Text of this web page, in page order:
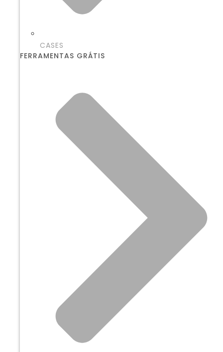
CASES
FERRAMENTAS GRÁTIS